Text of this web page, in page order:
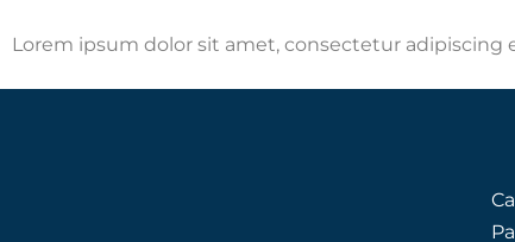
Lorem ipsum dolor sit amet, consectetur